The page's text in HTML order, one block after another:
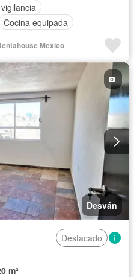
Cocina equipada
Vista panorámica
Rentahouse Mexico
Desván
Destacado
m²